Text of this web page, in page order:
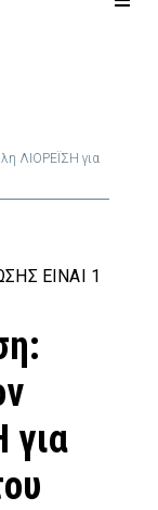
ΛΙΟΡΕΪΣΗ για
ΕΊΝΑΙ 1
για